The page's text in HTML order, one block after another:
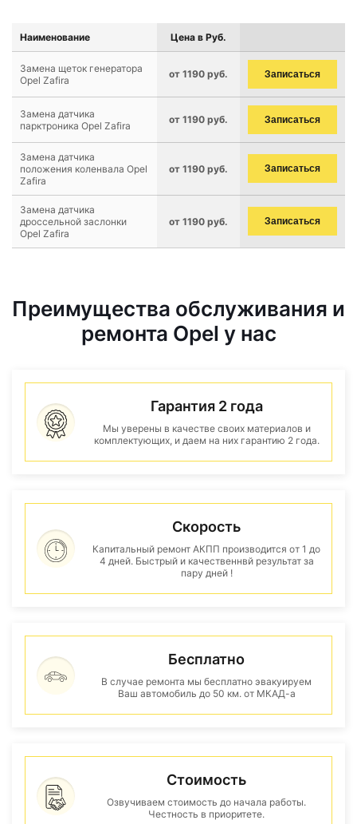
Наименование Цена в Руб.
Замена щеток генератора
Opel Zafira
от 1190 руб. Записаться
Замена датчика
парктроника Opel Zafira
от 1190 руб. Записаться
Замена датчика
положения коленвала Opel
Zafira
от 1190 руб. Записаться
Замена датчика
дроссельной заслонки
Opel Zafira
от 1190 руб. Записаться
Преимущества обслуживания и
ремонта Opel у нас
Гарантия 2 года
Мы уверены в качестве своих материалов и
комплектующих, и даем на них гарантию 2 года.
Скорость
Капитальный ремонт АКПП производится от 1 до
4 дней. Быстрый и качественнвй результат за
пару дней !
Бесплатно
В случае ремонта мы бесплатно эвакуируем
Ваш автомобиль до 50 км. от МКАД-а
Стоимость
Озвучиваем стоимость до начала работы.
Честность в приоритете.